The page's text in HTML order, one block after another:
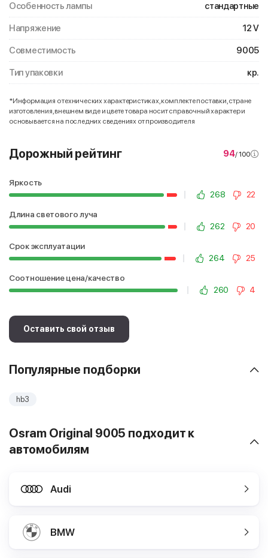
Особенность лампы стандартные
Напряжение 12 V
Совместимость 9005
Тип упаковки кр.
*Информация о технических характеристиках, комплекте поставки, стране
изготовления, внешнем виде и цвете товара носит справочный характер и
основывается на последних сведениях от производителя
Дорожный рейтинг 94/ 100
Яркость
268
22
Длина светового луча
262
20
Срок эксплуатации
264
25
Соотношение цена/качество
260
4
Оставить свой отзыв
Популярные подборки
hb3
Osram Original 9005 подходит к
автомобилям
Audi
BMW